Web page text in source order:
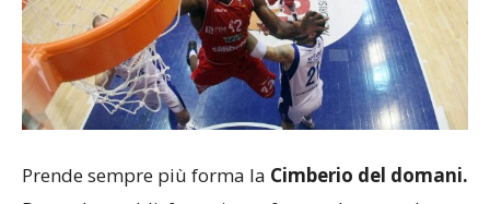
Prende sempre più forma la Cimberio del domani.